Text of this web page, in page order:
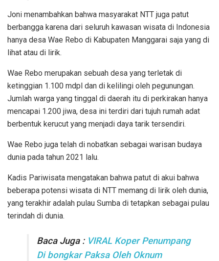
Joni menambahkan bahwa masyarakat NTT juga patut
berbangga karena dari seluruh kawasan wisata di Indonesia
hanya desa Wae Rebo di Kabupaten Manggarai saja yang di
lihat atau di lirik.
Wae Rebo merupakan sebuah desa yang terletak di
ketinggian 1.100 mdpl dan di kelilingi oleh pegunungan.
Jumlah warga yang tinggal di daerah itu di perkirakan hanya
mencapai 1.200 jiwa, desa ini terdiri dari tujuh rumah adat
berbentuk kerucut yang menjadi daya tarik tersendiri.
Wae Rebo juga telah di nobatkan sebagai warisan budaya
dunia pada tahun 2021 lalu.
Kadis Pariwisata mengatakan bahwa patut di akui bahwa
beberapa potensi wisata di NTT memang di lirik oleh dunia,
yang terakhir adalah pulau Sumba di tetapkan sebagai pulau
terindah di dunia.
Baca Juga : VIRAL Koper Penumpang
Di bongkar Paksa Oleh Oknum